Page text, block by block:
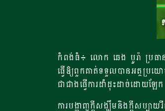
កំពង់ធំ៖ លោក​ ឆេង បូរ៉ា ប្រធា
ធ្វើឱ្យពួកគាត់ទទួលបានអត្ថប្រ
ជាជាងធ្វើការដាំដុះដាច់ដោយ
ការបង្ហាញក្តីសង្ឃឹមនិងក្តីសប្ប